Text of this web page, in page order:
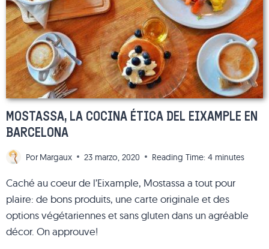
LOS
EXCESOS
EN
BARCELONA
MOSTASSA, LA COCINA ÉTICA DEL EIXAMPLE EN
BARCELONA
Por Margaux 23 marzo, 2020 Reading Time: 4 minutes
Caché au coeur de l’Eixample, Mostassa a tout pour
plaire: de bons produits, une carte originale et des
options végétariennes et sans gluten dans un agréable
décor. On approuve!